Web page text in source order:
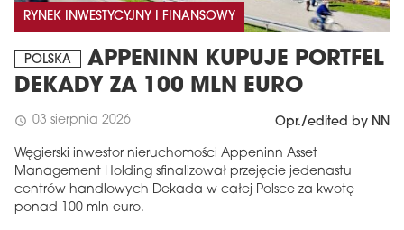
RYNEK INWESTYCYJNY I FINANSOWY
POLSKA
APPENINN KUPUJE PORTFEL
DEKADY ZA 100 MLN EURO
schedule 03 sierpnia 2026 Opr./edited by NN
Węgierski inwestor nieruchomości Appeninn Asset
Management Holding sfinalizował przejęcie jedenastu
centrów handlowych Dekada w całej Polsce za kwotę
ponad 100 mln euro.